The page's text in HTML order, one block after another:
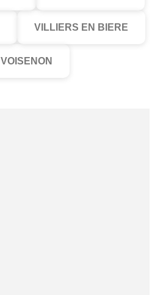
VILLIERS EN BIERE
VOISENON